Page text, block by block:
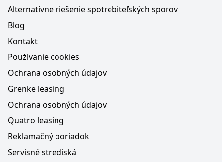
Alternatívne riešenie spotrebiteľských sporov
Blog
Kontakt
Používanie cookies
Ochrana osobných údajov
Grenke leasing
Ochrana osobných údajov
Quatro leasing
Reklamačný poriadok
Servisné strediská